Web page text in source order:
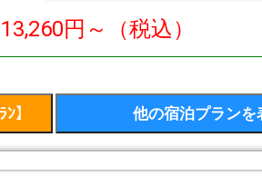
13,260円～（税込）